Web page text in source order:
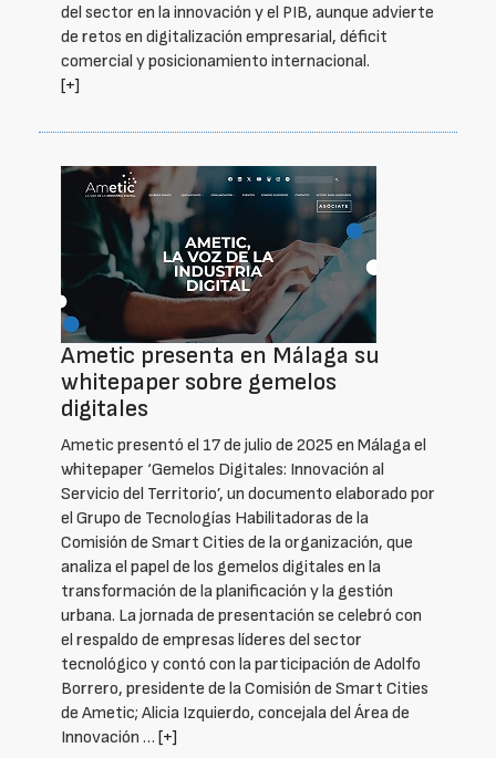
del sector en la innovación y el PIB, aunque advierte
de retos en digitalización empresarial, déficit
comercial y posicionamiento internacional.
[+]
Ametic presenta en Málaga su
whitepaper sobre gemelos
digitales
Ametic presentó el 17 de julio de 2025 en Málaga el
whitepaper ‘Gemelos Digitales: Innovación al
Servicio del Territorio’, un documento elaborado por
el Grupo de Tecnologías Habilitadoras de la
Comisión de Smart Cities de la organización, que
analiza el papel de los gemelos digitales en la
transformación de la planificación y la gestión
urbana. La jornada de presentación se celebró con
el respaldo de empresas líderes del sector
tecnológico y contó con la participación de Adolfo
Borrero, presidente de la Comisión de Smart Cities
de Ametic; Alicia Izquierdo, concejala del Área de
Innovación … [+]